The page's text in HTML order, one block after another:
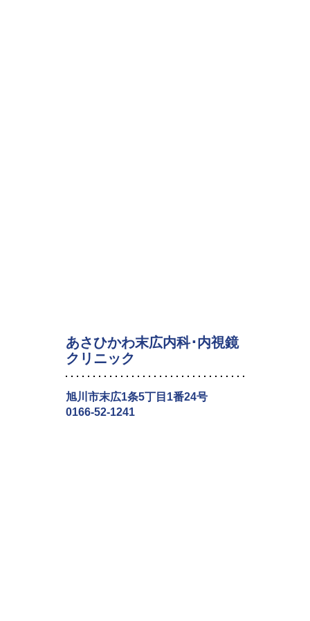
あさひかわ末広内科･内視鏡
クリニック
旭川市末広1条5丁目1番24号
0166-52-1241